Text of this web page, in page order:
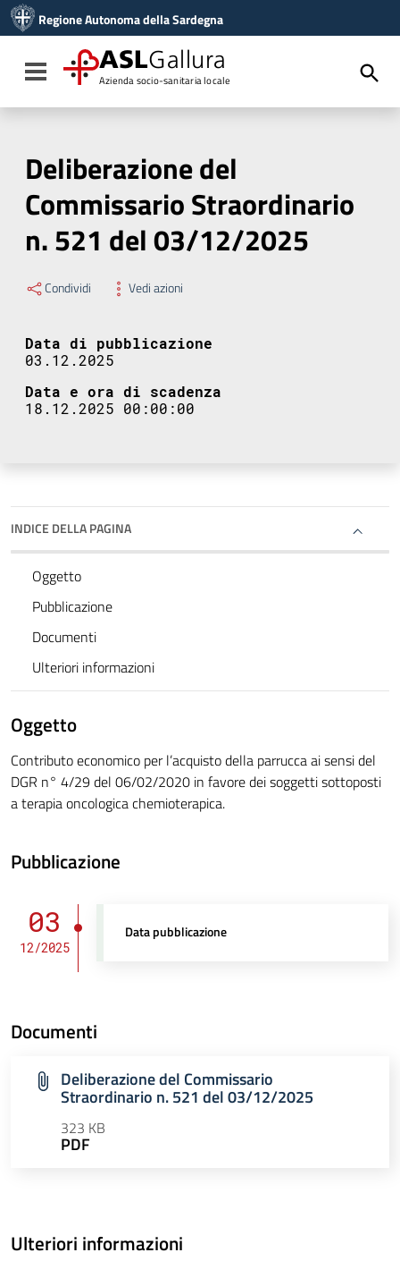
Vai al menu di navigazione
Vai al footer
Regione Autonoma della Sardegna
Toggle navigation
ASLGallura
Azienda socio-sanitaria locale
Deliberazione del
Commissario Straordinario
n. 521 del 03/12/2025
Condividi Vedi azioni
Data di pubblicazione
03.12.2025
Data e ora di scadenza
18.12.2025 00:00:00
INDICE DELLA PAGINA
Oggetto
Pubblicazione
Documenti
Ulteriori informazioni
Oggetto
Contributo economico per l’acquisto della parrucca ai sensi del
DGR n° 4/29 del 06/02/2020 in favore dei soggetti sottoposti
a terapia oncologica chemioterapica.
Pubblicazione
03
12/2025
Data pubblicazione
Documenti
Deliberazione del Commissario
Straordinario n. 521 del 03/12/2025
323 KB
PDF
Ulteriori informazioni